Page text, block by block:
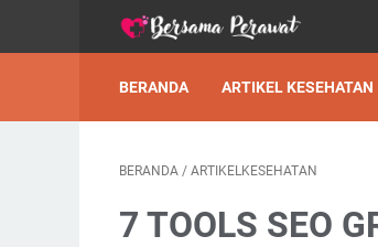
BERANDA ARTIKEL KESEHATAN
BERANDA / ARTIKELKESEHATAN
7 TOOLS SEO